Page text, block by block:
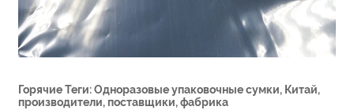
Горячие Теги: Одноразовые упаковочные сумки, Китай,
производители, поставщики, фабрика